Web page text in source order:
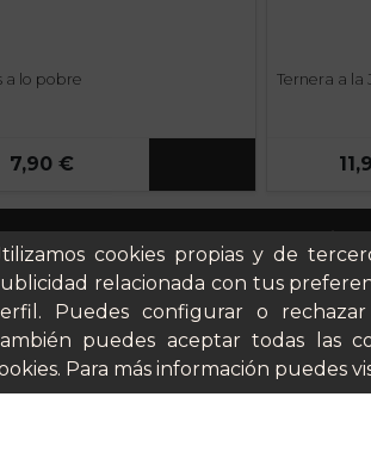
a lo pobre
7,90 €
Ternera a la
cookies propias y de
relacionada con tus
Puedes configurar o
puedes aceptar todas las
Para más información puedes
Cómo funciona
Nuestros
Casos de éxito
Soy un